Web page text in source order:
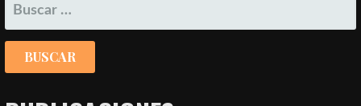
ENTRADA